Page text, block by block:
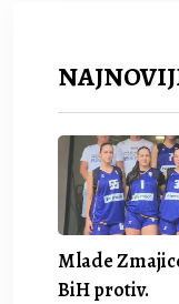
Mlade
BiH protiv.